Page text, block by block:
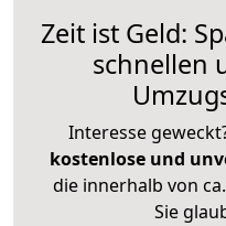
Zeit ist Geld:
schnellen
Interesse
kostenlose und
die innerhalb von
Sie